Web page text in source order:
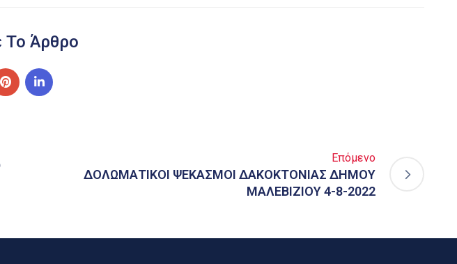
Το Άρθρο
Επόμενο
ΔΟΛΩΜΑΤΙΚΟΙ ΨΕΚΑΣΜΟΙ ΔΑΚΟΚΤΟΝΙΑΣ ΔΗΜΟΥ
ΜΑΛΕΒΙΖΙΟΥ 4-8-2022